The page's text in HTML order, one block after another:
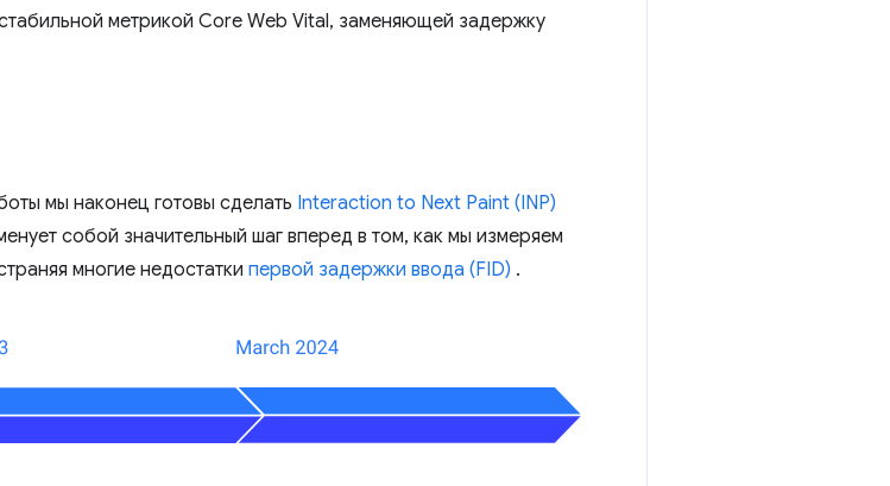
метрикой Core Web Vital, заменяющей задержку
мы наконец готовы сделать Interaction to Next Paint (INP)
собой значительный шаг вперед в том, как мы измеряем
многие недостатки первой задержки ввода (FID) .